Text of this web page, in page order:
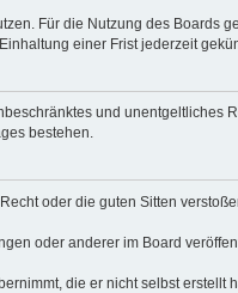
Für die Nutzung des Boards
einer Frist jederzeit
und unentgeltliches
bestehen.
oder die guten Sitten
oder anderer im Board
die er nicht selbst